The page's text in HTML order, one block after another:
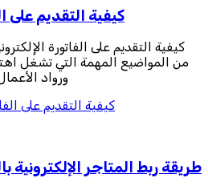
كيفية التقديم على
كيفية التقديم على الفاتورة
من المواضيع المهمة التي تشغل
ورواد
كيفية التقديم على
طريقة ربط المتاجر الإلكترونية